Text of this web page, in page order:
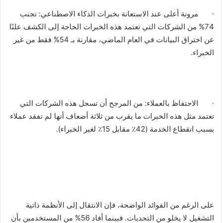
· مرونة أعلى عند الاستعانة بخبرات الذكاء الاصطناعي: تجنب
74% من الشركات التي تعتمد هذه الخبرات الحاجة إلى الكشف علنًا
عن اختراق البيانات في العام الماضي، مقارنة بـ 54% فقط من غير
الخبراء.
· الاحتفاظ بالعملاء: من المرجح أن تسجل هذه الشركات التي
تعتمد مثل هذه الخبرات ما يقرب من ثلاثة أضعاف أنها لم تفقد عملاء
بسبب انقطاع الخدمة (42٪ مقابل 15٪ لغير الخبراء).
على الرغم من الفوائد الواضحة، فإن الانتقال إلى الأنظمة ذاتية
التشغيل لا يخلو من التحديات. فبينما أفاد 56% من المستخدمين بأن